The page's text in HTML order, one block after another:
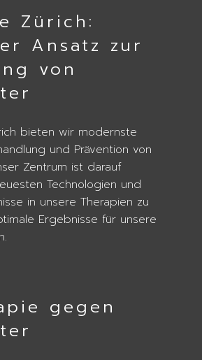
Zürich:
Ansatz zur
von
bieten wir modernste
und Prävention von
Zentrum ist darauf
Technologien und
in unsere Therapien zu
Ergebnisse für unsere
gegen